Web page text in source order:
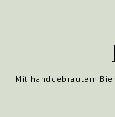
Mit handgebrautem